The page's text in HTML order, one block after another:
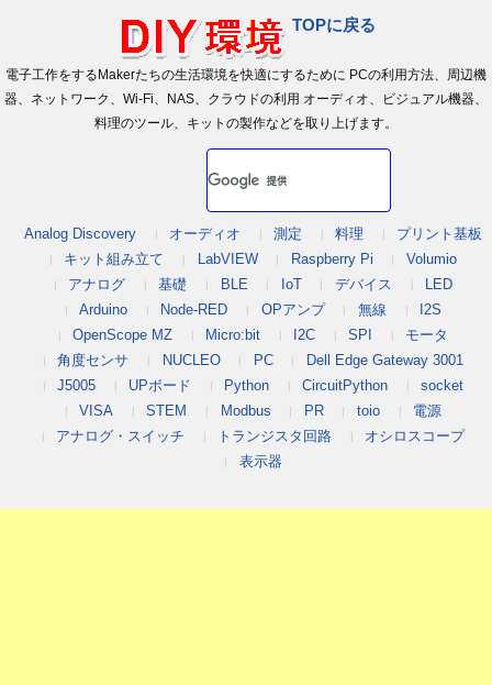
TOPに戻る
電子工作をするMakerたちの生活環境を快適にするために PCの利用方法、周辺機
器、ネットワーク、Wi-Fi、NAS、クラウドの利用 オーディオ、ビジュアル機器、
料理のツール、キットの製作などを取り上げます。
Analog Discovery オーディオ 測定 料理
プリント基板
キット組み立て
LabVIEW Raspberry Pi
Volumio
アナログ
基礎 BLE IoT デバイス
LED
Arduino
Node-RED OPアンプ 無線
I2S
OpenScope MZ
Micro:bit I2C SPI
モータ
角度センサ
NUCLEO PC
Dell Edge Gateway 3001
J5005
UPボード Python CircuitPython
socket
VISA
STEM Modbus PR toio
電源
アナログ・スイッチ
トランジスタ回路
オシロスコープ
表示器